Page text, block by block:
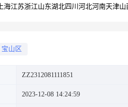
上海江苏浙江山东湖北四川 河北河南天津山
宝山区
ZZ2312081111851
2023-12-08 14:24:59